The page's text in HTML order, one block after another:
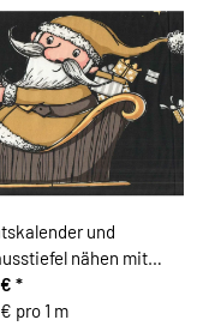
und
nähen mit
& Rentier,
*
pro 1 m